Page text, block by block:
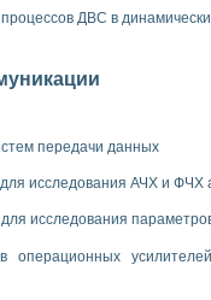
специалистов
подготовки
измерениям магнитных
Петля гистерезиса» с
GPIB / имитатор
ДВС в
передачи данных
исследования АЧХ и ФЧХ
исследования
операционных